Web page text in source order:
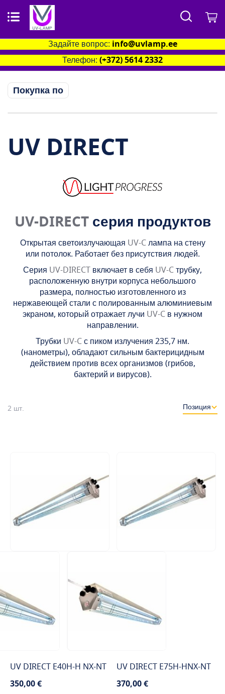
Поиск
Задайте вопрос: info@uvlamp.ee
Телефон: (+372) 5614 2332
Покупка по
UV DIRECT
UV-DIRECTсерия продуктов
Открытая светоизлучающая UV-Cлампа на стену
или потолок. Работает без присутствия людей.
Серия UV-DIRECT включает в себя UV-Cтрубку,
расположенную внутри корпуса небольшого
размера, полностью изготовленного из
нержавеющей стали с полированным алюминиевым
экраном, который отражает лучи UV-C в нужном
направлении.
Трубки UV-Cс пиком излучения 235,7 нм.
(нанометры), обладают сильным бактерицидным
действием против всех организмов (грибов,
бактерий и вирусов).
2 шт.
UV DIRECT E40H-H NX-NT
350,00 €
UV DIRECT E75H-HNX-NT
370,00 €